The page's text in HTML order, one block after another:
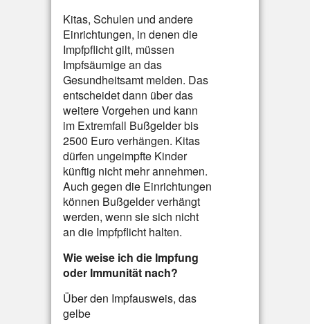
Kitas, Schulen und andere
Einrichtungen, in denen die
Impfpflicht gilt, müssen
Impfsäumige an das
Gesundheitsamt melden. Das
entscheidet dann über das
weitere Vorgehen und kann
im Extremfall Bußgelder bis
2500 Euro verhängen. Kitas
dürfen ungeimpfte Kinder
künftig nicht mehr annehmen.
Auch gegen die Einrichtungen
können Bußgelder verhängt
werden, wenn sie sich nicht
an die Impfpflicht halten.
Wie weise ich die Impfung
oder Immunität nach?
Über den Impfausweis, das
gelbe